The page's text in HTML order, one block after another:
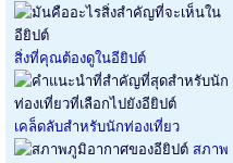
สิ่งที่คุณต้องดูในอียิปต์
เคล็ดลับสำหรับนักท่องเที่ยว
สภาพ